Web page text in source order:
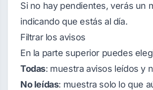
Si no hay pendientes, verás un
indicando que estás al día.
Filtrar los avisos
En la parte superior puedes
Todas: muestra avisos leídos y
No leídas: muestra solo lo que